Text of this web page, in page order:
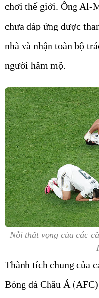
chơi thế giới. Ông Al-
chưa đáp ứng được
nhà và nhận toàn bộ
người hâm mộ.
Nỗi thất vọng của các
Thành tích chung của
Bóng đá Châu Á